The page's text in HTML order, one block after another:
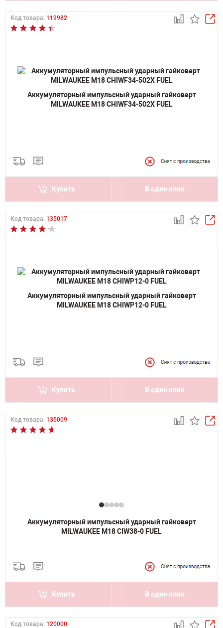
Код товара: 119982
Аккумуляторный импульсный ударный гайковерт
MILWAUKEE M18 CHIWF34-502X FUEL
Купить В один клик
Код товара: 135017
Аккумуляторный импульсный ударный гайковерт
MILWAUKEE M18 CHIWP12-0 FUEL
Купить В один клик
Код товара: 135009
Аккумуляторный импульсный ударный гайковерт
MILWAUKEE M18 CIW38-0 FUEL
Купить В один клик
Код товара: 120000